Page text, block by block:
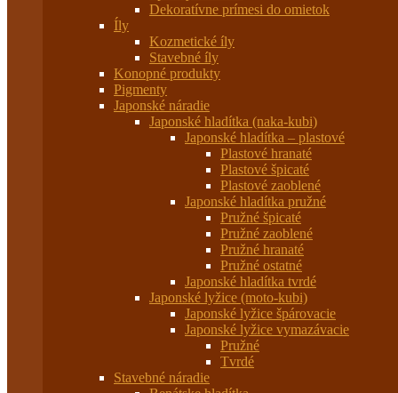
Dekoratívne prímesi do omietok
Íly
Kozmetické íly
Stavebné íly
Konopné produkty
Pigmenty
Japonské náradie
Japonské hladítka (naka-kubi)
Japonské hladítka – plastové
Plastové hranaté
Plastové špicaté
Plastové zaoblené
Japonské hladítka pružné
Pružné špicaté
Pružné zaoblené
Pružné hranaté
Pružné ostatné
Japonské hladítka tvrdé
Japonské lyžice (moto-kubi)
Japonské lyžice špárovacie
Japonské lyžice vymazávacie
Pružné
Tvrdé
Stavebné náradie